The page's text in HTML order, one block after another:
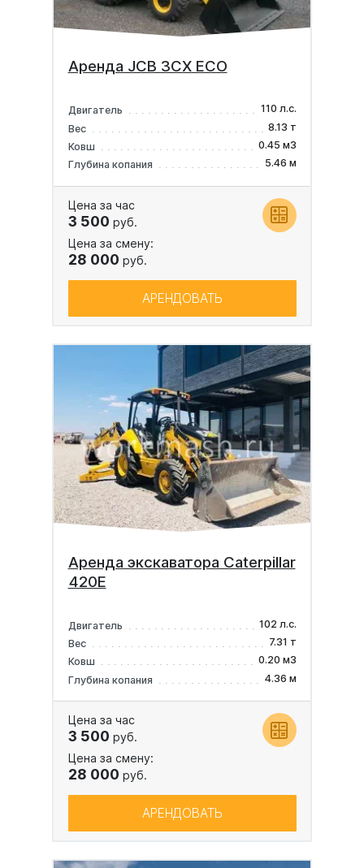
Аренда JCB 3CX ECO
Двигатель
110 л.с.
Вес
8.13 т
Ковш
0.45 м3
Глубина копания
5.46 м
Цена за час
3 500 руб.
Цена за смену:
28 000 руб.
АРЕНДОВАТЬ
Аренда экскаватора Caterpillar
420E
Двигатель
102 л.с.
Вес
7.31 т
Ковш
0.20 м3
Глубина копания
4.36 м
Цена за час
3 500 руб.
Цена за смену:
28 000 руб.
АРЕНДОВАТЬ